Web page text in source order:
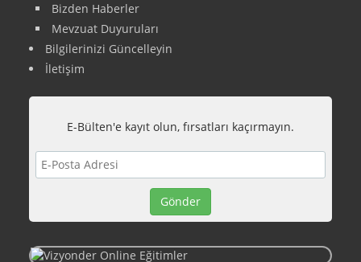
Bizden Haberler
Mevzuat Duyuruları
Bilgilerinizi Güncelleyin
İletişim
E-Bülten'e kayıt olun, fırsatları kaçırmayın.